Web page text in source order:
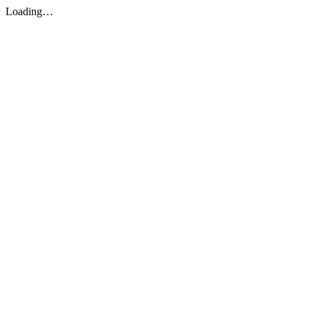
Loading…